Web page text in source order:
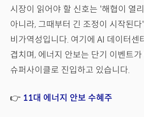
시장이 읽어야 할 신호는 '해협이 열
아니라, 그때부터 긴 조정이 시작된다
비가역성입니다. 여기에 AI 데이터센
겹치며, 에너지 안보는 단기 이벤트
슈퍼사이클로 진입하고 있습니다.
👉 11대 에너지 안보 수혜주